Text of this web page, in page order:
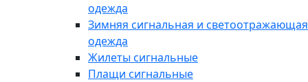
одежда
Зимняя сигнальная и светоотражающая
одежда
Жилеты сигнальные
Плащи сигнальные